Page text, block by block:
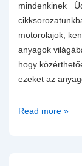
mindenkinek
motorolajok,
anyagok
hogy
ezeket az
Motorolaj
Read more »